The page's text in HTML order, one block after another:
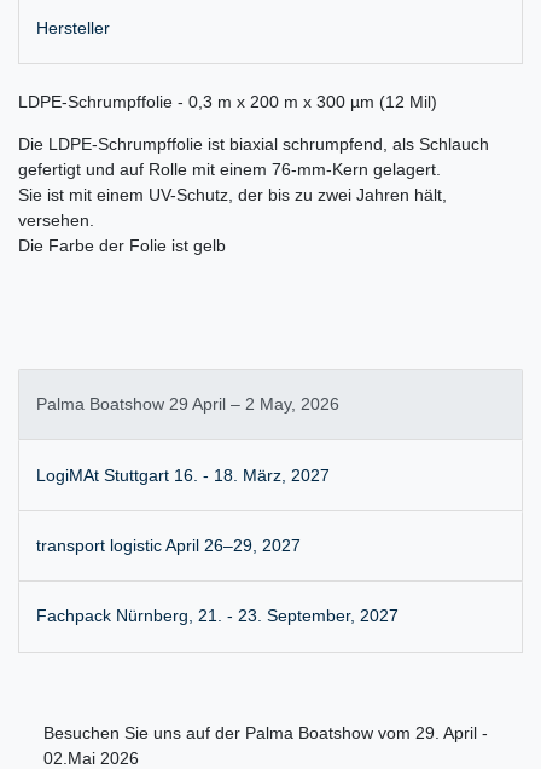
Hersteller
LDPE-Schrumpffolie - 0,3 m x 200 m x 300 µm (12 Mil)
Die LDPE-Schrumpffolie ist biaxial schrumpfend, als Schlauch
gefertigt und auf Rolle mit einem 76-mm-Kern gelagert.
Sie ist mit einem UV-Schutz, der bis zu zwei Jahren hält,
versehen.
Die Farbe der Folie ist gelb
Palma Boatshow 29 April – 2 May, 2026
LogiMAt Stuttgart 16. - 18. März, 2027
transport logistic April 26–29, 2027
Fachpack Nürnberg, 21. - 23. September, 2027
Besuchen Sie uns auf der Palma Boatshow vom 29. April -
02.Mai 2026